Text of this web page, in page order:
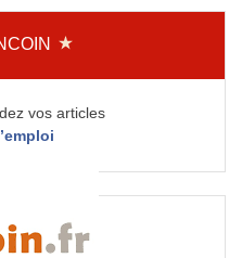
vos articles